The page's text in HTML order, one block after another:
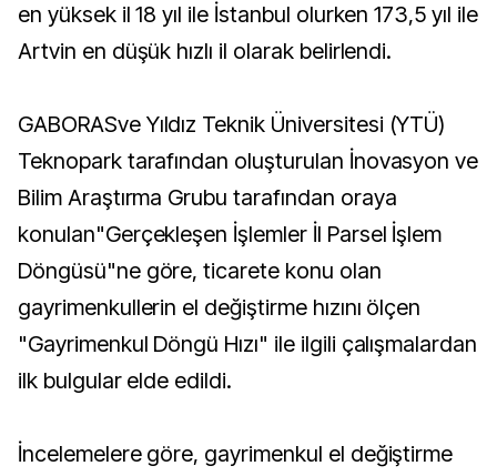
en yüksek il 18 yıl ile İstanbul olurken 173,5 yıl ile
Artvin en düşük hızlı il olarak belirlendi.
GABORASve Yıldız Teknik Üniversitesi (YTÜ)
Teknopark tarafından oluşturulan İnovasyon ve
Bilim Araştırma Grubu tarafından oraya
konulan"Gerçekleşen İşlemler İl Parsel İşlem
Döngüsü"ne göre, ticarete konu olan
gayrimenkullerin el değiştirme hızını ölçen
"Gayrimenkul Döngü Hızı" ile ilgili çalışmalardan
ilk bulgular elde edildi.
İncelemelere göre, gayrimenkul el değiştirme